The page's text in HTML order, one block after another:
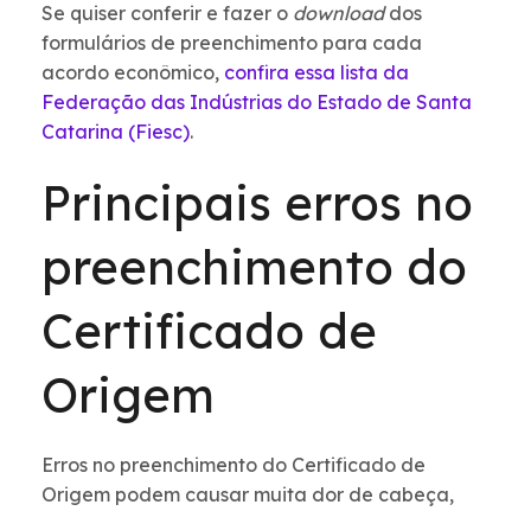
Se quiser conferir e fazer o downloaddos
formulários de preenchimento para cada
acordo econômico, confira essa lista da
Federação das Indústrias do Estado de Santa
Catarina (Fiesc).
Principais erros no
preenchimento do
Certificado de
Origem
Erros no preenchimento do Certificado de
Origem podem causar muita dor de cabeça,